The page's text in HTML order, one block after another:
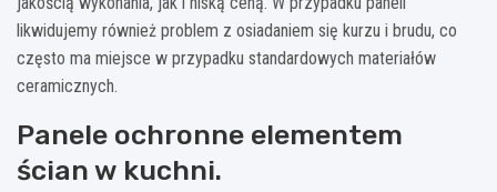
likwidujemy również problem z osiadaniem się kurzu i brudu, co
często ma miejsce w przypadku standardowych materiałów
ceramicznych.
Panele ochronne elementem
ścian w kuchni.